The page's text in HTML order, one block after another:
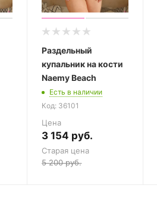
Раздельный
купальник на кости
Naemy Beach
Есть в наличии
Код: 36101
Цена
3 154 руб.
Старая цена
5 200руб.